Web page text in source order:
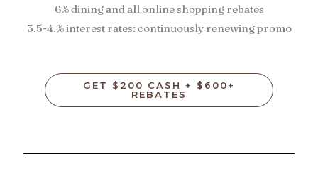
6% dining and all online shopping rebates
3.5-4.% interest rates: continuously renewing promo
GET $200 CASH + $600+
REBATES